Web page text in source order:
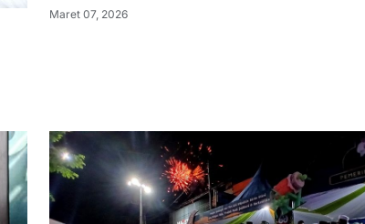
Maret 07, 2026